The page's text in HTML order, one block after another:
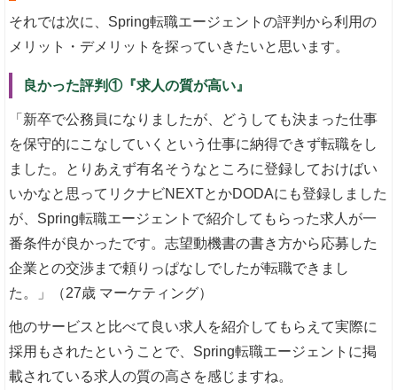
それでは次に、Spring転職エージェントの評判から利用の
メリット・デメリットを探っていきたいと思います。
良かった評判①『求人の質が高い』
「新卒で公務員になりましたが、どうしても決まった仕事
を保守的にこなしていくという仕事に納得できず転職をし
ました。とりあえず有名そうなところに登録しておけばい
いかなと思ってリクナビNEXTとかDODAにも登録しました
が、Spring転職エージェントで紹介してもらった求人が一
番条件が良かったです。志望動機書の書き方から応募した
企業との交渉まで頼りっぱなしでしたが転職できまし
た。」（27歳 マーケティング）
他のサービスと比べて良い求人を紹介してもらえて実際に
採用もされたということで、Spring転職エージェントに掲
載されている求人の質の高さを感じますね。